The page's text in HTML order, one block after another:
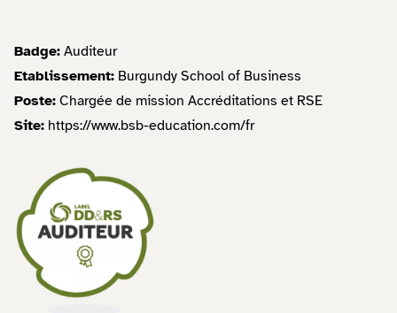
Badge: Auditeur
Etablissement: Burgundy School of Business
Poste: Chargée de mission Accréditations et RSE
Site: https://www.bsb-education.com/fr